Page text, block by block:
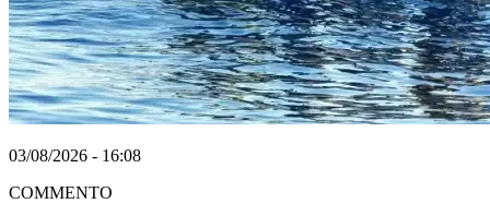
03/08/2026 - 16:08
COMMENTO